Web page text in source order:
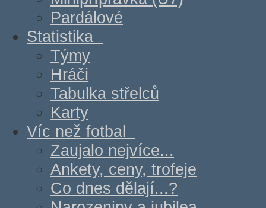
Pardálové
Statistika
Týmy
Hráči
Tabulka střelců
Karty
Víc než fotbal
Zaujalo nejvíce...
Ankety, ceny, trofeje
Co dnes dělají...?